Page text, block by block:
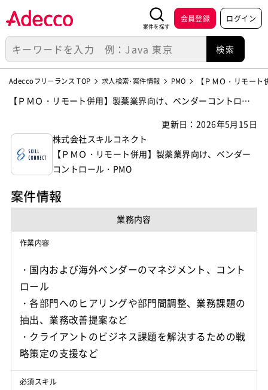
案件を探す
会員登録 ログイン
Adeccoフリーランス TOP 求人検索･案件情報 PMO 【ＰＭＯ・リモー
【ＰＭＯ・リモート併用】製薬業界向け、ベンダーコントロー
更新日：2026年5月15日
株式会社スキルコネクト
【ＰＭＯ・リモート併用】製薬業界向け、ベンダー
コントロール・PMO
案件情報
業務内容
作業内容
・国内および海外ベンダーのマネジメント、コント
ロール
・各部門へのヒアリングや部門間調整、業務課題の
抽出、業務改善提案など
・クライアントのビジネス課題を解決するための戦
必須スキル